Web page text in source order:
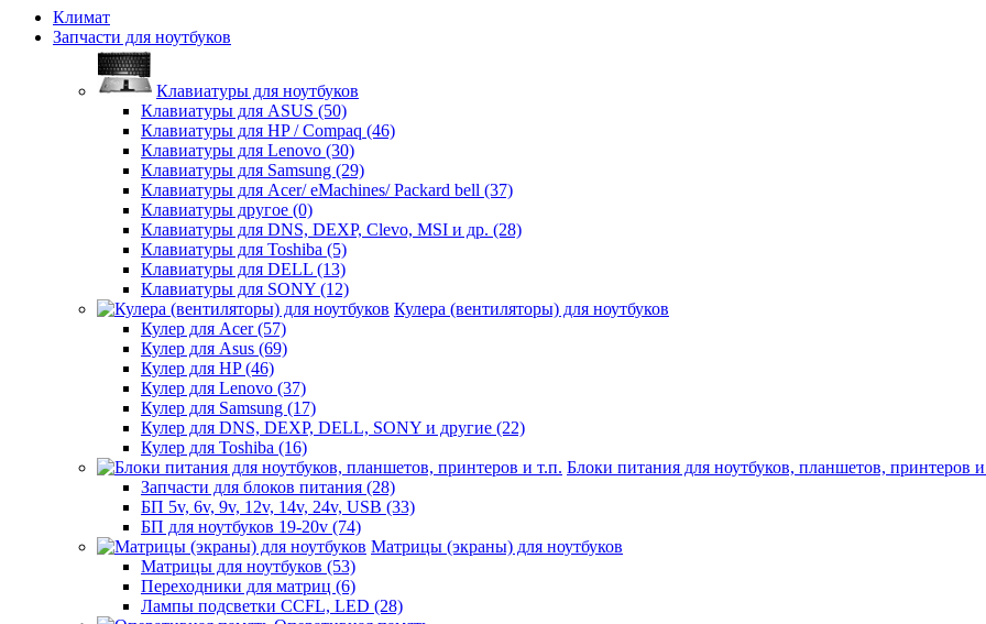
Климат
Запчасти для ноутбуков
Клавиатуры для ноутбуков
Клавиатуры для ASUS (50)
Клавиатуры для HP / Compaq (46)
Клавиатуры для Lenovo (30)
Клавиатуры для Samsung (29)
Клавиатуры для Acer/ eMachines/ Packard bell (37)
Клавиатуры другое (0)
Клавиатуры для DNS, DEXP, Clevo, MSI и др. (28)
Клавиатуры для Toshiba (5)
Клавиатуры для DELL (13)
Клавиатуры для SONY (12)
Кулера (вентиляторы) для ноутбуков
Кулер для Acer (57)
Кулер для Asus (69)
Кулер для HP (46)
Кулер для Lenovo (37)
Кулер для Samsung (17)
Кулер для DNS, DEXP, DELL, SONY и другие (22)
Кулер для Toshiba (16)
Блоки питания для ноутбуков, планшетов, принтеров
Запчасти для блоков питания (28)
БП 5v, 6v, 9v, 12v, 14v, 24v, USB (33)
БП для ноутбуков 19-20v (74)
Матрицы (экраны) для ноутбуков
Матрицы для ноутбуков (53)
Переходники для матриц (6)
Лампы подсветки CCFL, LED (28)